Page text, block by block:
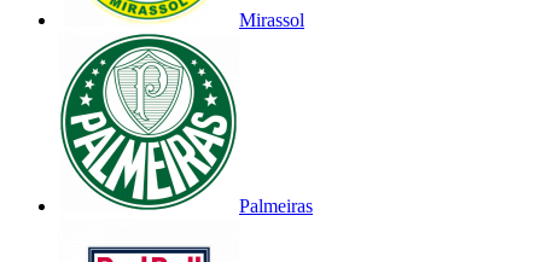
Mirassol
Palmeiras